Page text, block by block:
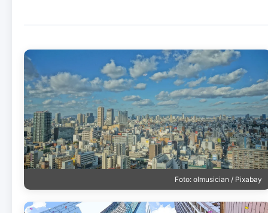
Foto: olmusician / Pixabay